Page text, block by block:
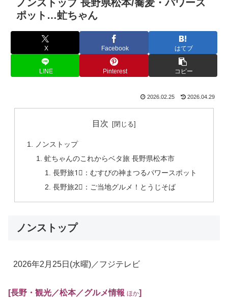
ノンストップ 長野県松本/蕎麦・パワース
ポット…虻ちゃん
X Facebook はてブ
LINE Pinterest コピー
2026.02.25 2026.04.29
目次
ノンストップ
虻ちゃんのこれからベタ旅 長野県松本市
長野旅1⃣：むすびの神まつるパワースポット
長野旅2⃣：ご当地グルメ！とうじそば
ノンストップ
2026年2月25日 (水曜) ／フジテレビ
[長野・観光／松本／グルメ情報 ほか]